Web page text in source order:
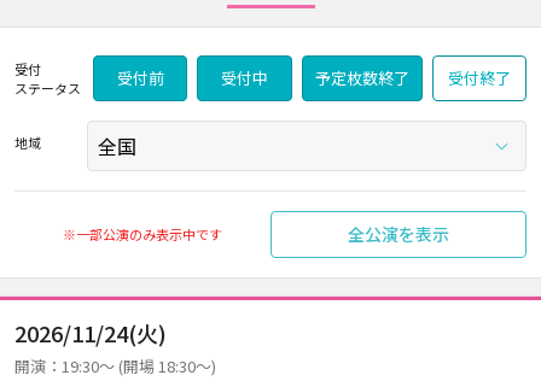
受付
ステータス
受付前 受付中 予定枚数終了 受付終了
地域
※一部公演のみ表示中です 全公演を表示
2026/11/24(火)
開演：19:30～ (開場 18:30～)